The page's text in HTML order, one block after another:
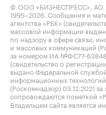
© ООО «БИЗНЕСПРЕСС», АО
1995–2026 . Сообщения и
агентства «РБК»
массовой информации
по надзору в сфере связи,
и массовых коммуникаций
за номером ИА №ФС77-
(свидетельство о
выдано Федеральной
информационных
(Роскомнадзор) 03.12.2021
сопровождаются пометкой
Владельцем сайта является